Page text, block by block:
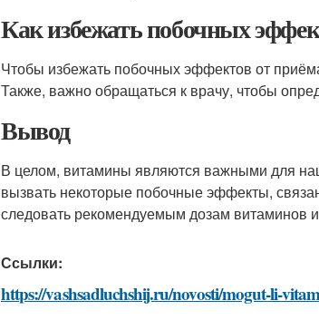
Как избежать побочных
Чтобы избежать побочных эффектов от
Также, важно обращаться к врачу, чтобы
Вывод
В целом, витамины являются важными для
вызвать некоторые побочные эффекты,
следовать рекомендуемым дозам витаминов
Ссылки:
https://vashsadluchshij.ru/novosti/mogut-li-